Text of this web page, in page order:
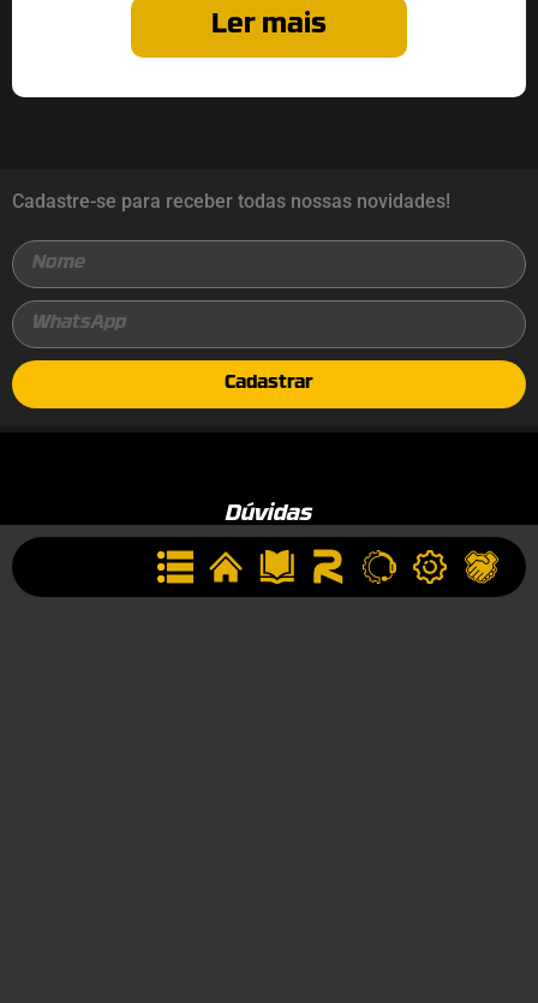
Ler mais
Cadastre-se para receber todas nossas novidades!
Cadastrar
Dúvidas
Como Comprar